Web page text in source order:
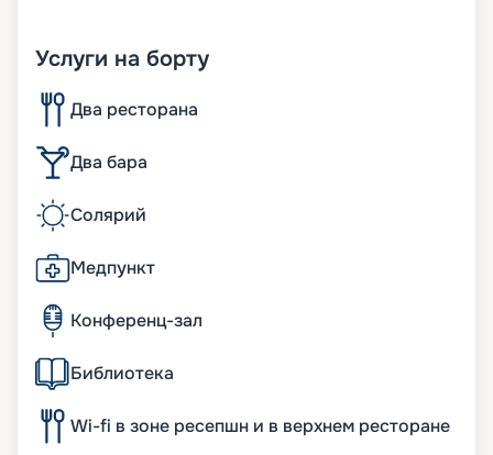
Услуги на борту
Два ресторана
Два бара
Солярий
Медпункт
Конференц-зал
Библиотека
Wi-fi в зоне ресепшн и в верхнем ресторане